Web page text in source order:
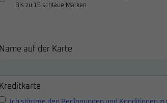
Bis zu 15 schlaue Marken
Name auf der Karte
Kreditkarte